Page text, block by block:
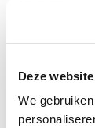
Deze
We